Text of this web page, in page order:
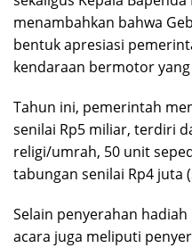
menambahkan bahwa
bentuk apresiasi
kendaraan bermotor
Tahun ini, pemerintah
senilai Rp5 miliar, terdiri
religi/umrah, 50 unit
tabungan senilai Rp4 juta
Selain penyerahan
acara juga meliputi